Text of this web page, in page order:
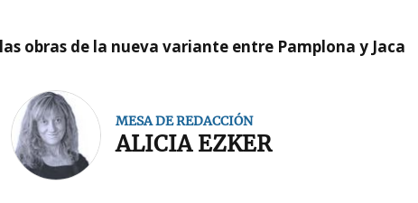
obras de la nueva variante entre Pamplona y Jaca
MESA DE REDACCIÓN
ALICIA EZKER